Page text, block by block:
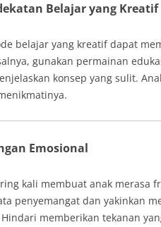
Belajar yang Kreatif
belajar yang kreatif dapat
gunakan permainan
konsep yang sulit.
Emosional
kali membuat anak merasa
penyemangat dan yakinkan
memberikan tekanan